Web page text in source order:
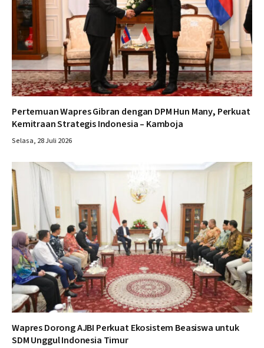
Pertemuan Wapres Gibran dengan DPM Hun Many, Perkuat
Kemitraan Strategis Indonesia – Kamboja
Selasa, 28 Juli 2026
Wapres Dorong AJBI Perkuat Ekosistem Beasiswa untuk
SDM Unggul Indonesia Timur